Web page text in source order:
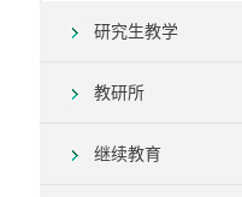
研究生教学
教研所
继续教育